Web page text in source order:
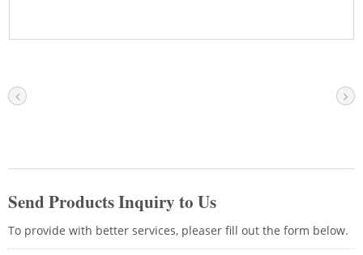
تتمكن الشركات من الحفاظ على التطبيقات